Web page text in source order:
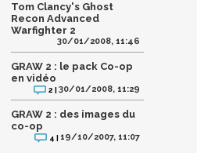
Tom Clancy's Ghost
Recon Advanced
Warfighter 2
30/01/2008, 11:46
GRAW 2 : le pack Co-op
en vidéo
2 |30/01/2008, 11:29
GRAW 2 : des images du
co-op
4 |19/10/2007, 11:07